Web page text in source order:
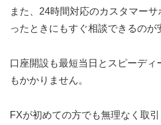
また、24時間対応のカスタマー
ったときにもすぐ相談できるのが
口座開設も最短当日とスピーディ
もかかりません。
FXが初めての方でも無理なく取